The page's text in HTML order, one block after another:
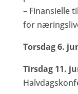
– Finansielle
for
Torsdag 6.
Tirsdag 11.